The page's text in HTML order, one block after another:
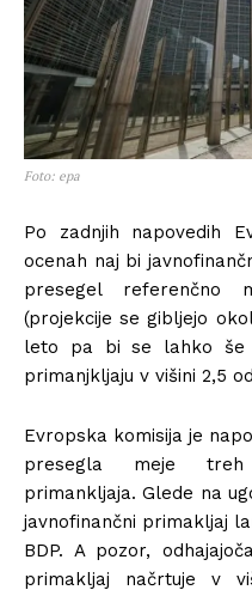
Foto: epa
Po zadnjih napovedih
ocenah naj bi
presegel referenčno
(projekcije se gibljejo
leto pa bi se lahko še
primanjkljaju v višini 2,5
Evropska komisija je
presegla meje treh
primankljaja. Glede na
javnofinančni primakljaj
BDP. A pozor,
primakljaj načrtuje v